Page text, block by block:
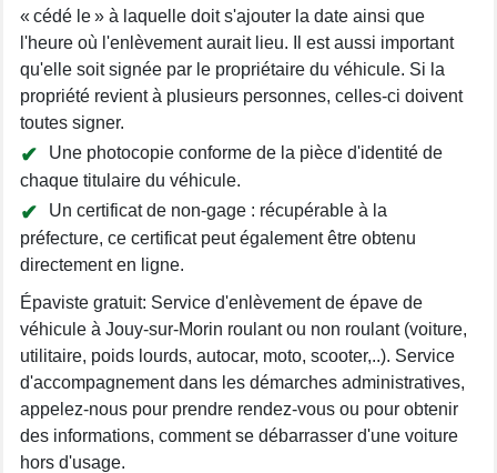
« cédé le » à laquelle doit s'ajouter la date ainsi que
l'heure où l'enlèvement aurait lieu. Il est aussi important
qu'elle soit signée par le propriétaire du véhicule. Si la
propriété revient à plusieurs personnes, celles-ci doivent
toutes signer.
Une photocopie conforme de la pièce d'identité de
chaque titulaire du véhicule.
Un certificat de non-gage : récupérable à la
préfecture, ce certificat peut également être obtenu
directement en ligne.
Épaviste gratuit: Service d'enlèvement de épave de
véhicule à Jouy-sur-Morin roulant ou non roulant (voiture,
utilitaire, poids lourds, autocar, moto, scooter,..). Service
d'accompagnement dans les démarches administratives,
appelez-nous pour prendre rendez-vous ou pour obtenir
des informations, comment se débarrasser d'une voiture
hors d'usage.